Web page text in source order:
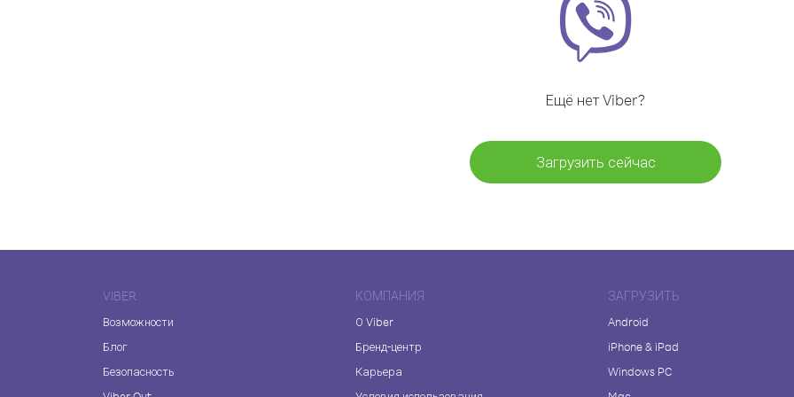
Ещё нет Viber?
Загрузить сейчас
VIBER
Возможности
Блог
Безопасность
КОМПАНИЯ
О Viber
Бренд-центр
Карьера
ЗАГРУЗИТЬ
Android
iPhone & iPad
Windows PC